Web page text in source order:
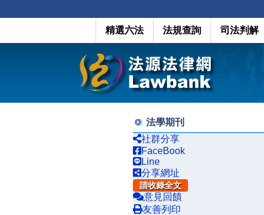
精選六法 法規查詢 司法判解
法學期刊
社群分享
FaceBook
Line
分享網址
請收錄全文
意見回饋
友善列印